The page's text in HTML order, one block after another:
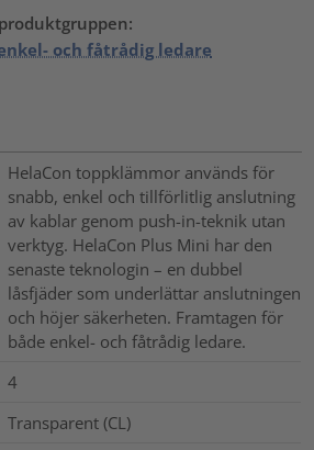
och fåtrådig ledare
HelaCon toppklämmor används för
snabb, enkel och tillförlitlig anslutning
av kablar genom push-in-teknik utan
verktyg. HelaCon Plus Mini har den
senaste teknologin – en dubbel
låsfjäder som underlättar anslutningen
och höjer säkerheten. Framtagen för
både enkel- och fåtrådig ledare.
4
Transparent (CL)